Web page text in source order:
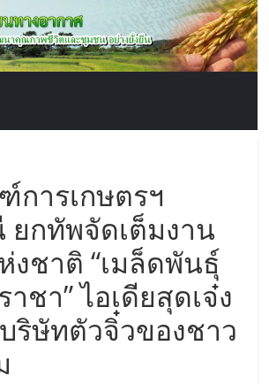
น
ารเกษตรฯ
ยกทัพจัดเต็มงาน
งชาติ “เมล็ดพันธุ์
ชา” ไอเดียสุดเจ๋ง
ริษัทตัวจิ๋วของชาว